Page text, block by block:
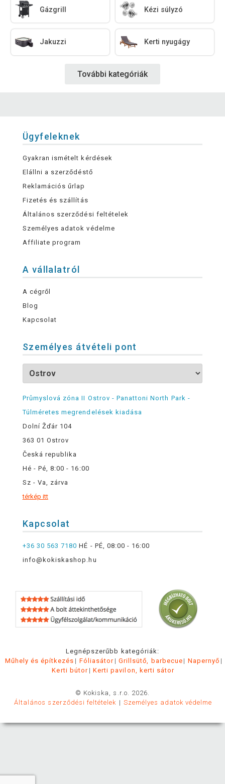
Gázgrill Kézi súlyzó
Jakuzzi Kerti nyugágy
További kategóriák
Ügyfeleknek
Gyakran ismételt kérdések
Elállni a szerződéstő
Reklamációs űrlap
Fizetés és szállítás
Általános szerződési feltételek
Személyes adatok védelme
Affiliate program
A vállalatról
A cégről
Blog
Kapcsolat
Személyes átvételi pont
Průmyslová zóna II Ostrov - Panattoni North Park -
Túlméretes megrendelések kiadása
Dolní Žďár 104
363 01 Ostrov
Česká republika
Hé - Pé, 8:00 - 16:00
Sz - Va, zárva
térkép itt
Kapcsolat
+36 30 563 7180 HÉ - PÉ, 08:00 - 16:00
info@kokiskashop.hu
Legnépszerűbb kategóriák:
Műhely és építkezés
Fóliasátor Grillsütő, barbecue
Napernyő
Kerti bútor
Kerti pavilon, kerti sátor
© Kokiska, s.r.o. 2026.
Általános szerződési feltételek
Személyes adatok védelme